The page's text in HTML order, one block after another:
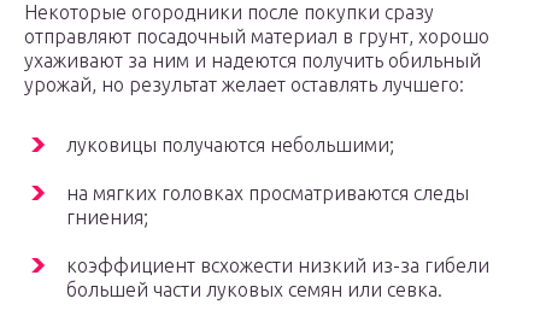
Некоторые огородники после покупки сразу
отправляют посадочный материал в грунт, хорошо
ухаживают за ним и надеются получить обильный
урожай, но результат желает оставлять лучшего:
луковицы получаются небольшими;
на мягких головках просматриваются следы
гниения;
коэффициент всхожести низкий из-за гибели
большей части луковых семян или севка.